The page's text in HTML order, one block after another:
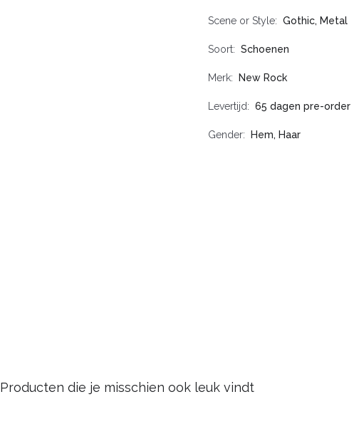
Scene or Style Gothic, Metal
Soort Schoenen
Merk New Rock
Levertijd 65 dagen pre-order
Gender Hem, Haar
Producten die je misschien ook leuk vindt